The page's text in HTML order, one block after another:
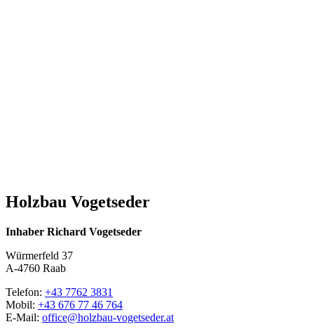
Holzbau Vogetseder
Inhaber Richard Vogetseder
Würmerfeld 37
A-4760 Raab
Telefon: +43 7762 3831
Mobil: +43 676 77 46 764
E-Mail: office@holzbau-vogetseder.at